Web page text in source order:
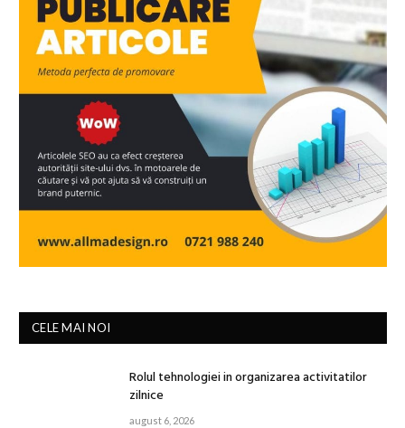
CELE MAI NOI
Rolul tehnologiei in organizarea activitatilor
zilnice
august 6, 2026